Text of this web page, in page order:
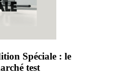
Spéciale : le
test